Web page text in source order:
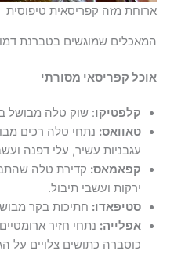
ארוחת מזה קפריסאית טיפוסית
המאכלים שמוגשים בטברנת
אוכל קפריסאי מסורתי
קלפטיקו: שוק טלה מבושל
טאוואס: נתחי טלה רכים
עגבניות עשיר, עלי דפנה
קפאמאס: קדירת טלה
ירקות ועשבי תיבול.
סטיפאדו: חתיכות בקר
אפלייה: נתחי חזיר
כוסברה כתושים צלויים על